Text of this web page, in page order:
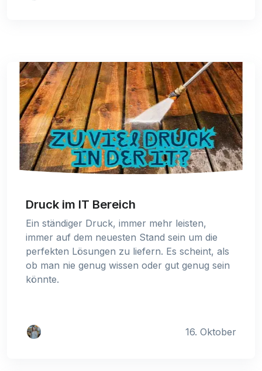
Druck im IT Bereich
Ein ständiger Druck, immer mehr leisten,
immer auf dem neuesten Stand sein um die
perfekten Lösungen zu liefern. Es scheint, als
ob man nie genug wissen oder gut genug sein
könnte.
16. Oktober